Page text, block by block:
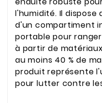
l'humidité. Il dispose
d'un compartiment
portable pour
à partir de
au moins 40 % de
produit représente
pour lutter contre